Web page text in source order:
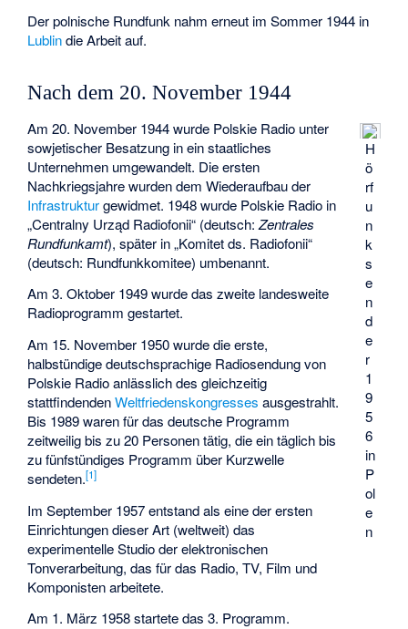
Der polnische Rundfunk nahm erneut im Sommer 1944 in
Lublindie Arbeit auf.
Nach dem 20. November 1944
H
ö
rf
u
n
k
s
e
n
d
e
r
1
9
5
6
in
P
ol
e
n
Am 20. November 1944 wurde Polskie Radio unter
sowjetischer Besatzung in ein staatliches
Unternehmen umgewandelt. Die ersten
Nachkriegsjahre wurden dem Wiederaufbau der
Infrastrukturgewidmet. 1948 wurde Polskie Radio in
„Centralny Urząd Radiofonii“ (deutsch:Zentrales
Rundfunkamt), später in „Komitet ds. Radiofonii“
(deutsch: Rundfunkkomitee) umbenannt.
Am 3. Oktober 1949 wurde das zweite landesweite
Radioprogramm gestartet.
Am 15. November 1950 wurde die erste,
halbstündige deutschsprachige Radiosendung von
Polskie Radio anlässlich des gleichzeitig
stattfindendenWeltfriedenskongresses ausgestrahlt.
Bis 1989 waren für das deutsche Programm
zeitweilig bis zu 20 Personen tätig, die ein täglich bis
zu fünfstündiges Programm über Kurzwelle
sendeten.[1]
Im September 1957 entstand als eine der ersten
Einrichtungen dieser Art (weltweit) das
experimentelle Studio der elektronischen
Tonverarbeitung, das für das Radio, TV, Film und
Komponisten arbeitete.
Am 1. März 1958 startete das 3. Programm.